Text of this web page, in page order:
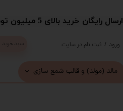
سبد خرید ورود / ثبت نام در سایت
حساب کاربری من
مالد (مولد) و قالب شمع سازی
​ارسال رایگان خرید بالای 5 میلیون تومان با پست